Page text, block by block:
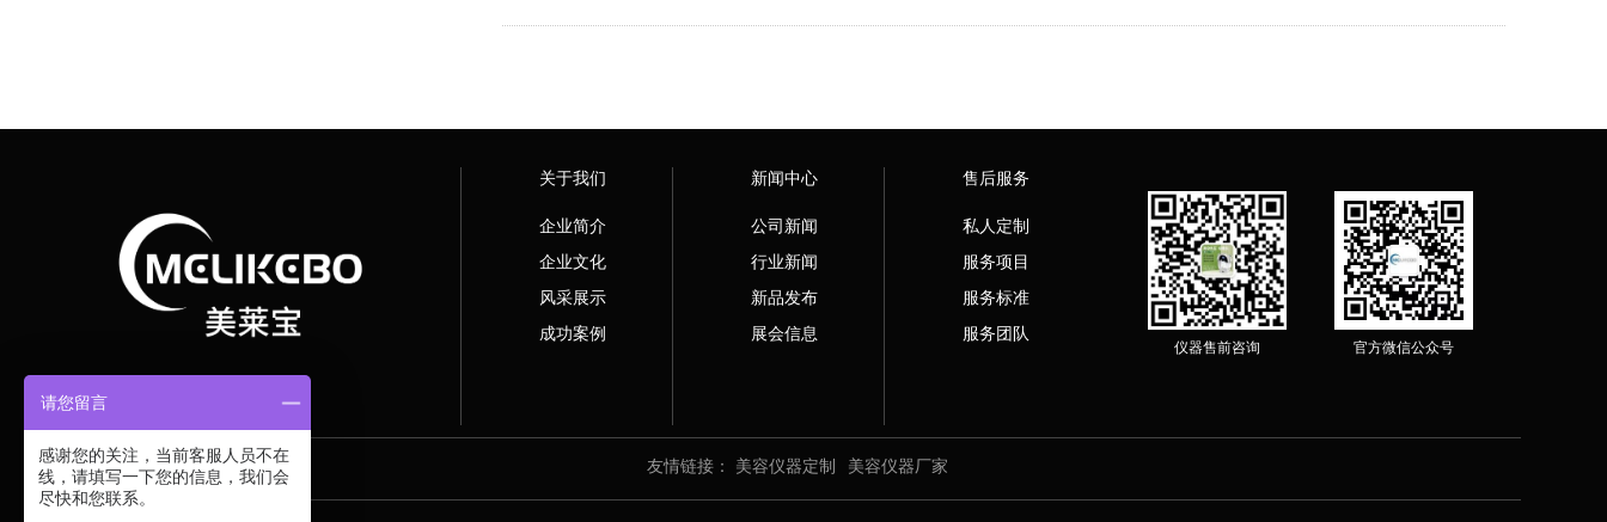
关于我们
企业简介
企业文化
风采展示
成功案例
新闻中心
公司新闻
行业新闻
新品发布
展会信息
售后服务
私人定制
服务项目
服务标准
服务团队
官方微信公众号
仪器售前咨询
友情链接： 美容仪器定制 美容仪器厂家
请您留言
感谢您的关注，当前客服人员不在
线，请填写一下您的信息，我们会
尽快和您联系。